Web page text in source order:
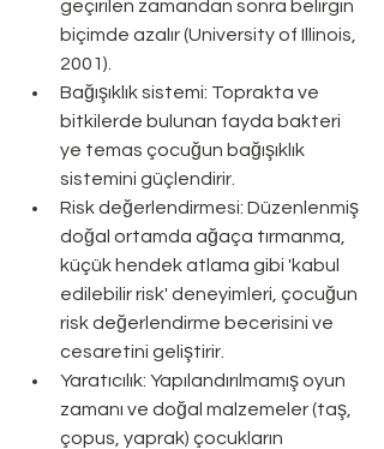
geçirilen zamandan sonra belirgin
biçimde azalır (University of Illinois,
2001).
Bağışıklık sistemi: Toprakta ve
bitkilerde bulunan fayda bakteri
ye temas çocuğun bağışıklık
sistemini güçlendirir.
Risk değerlendirmesi: Düzenlenmiş
doğal ortamda ağaça tırmanma,
küçük hendek atlama gibi 'kabul
edilebilir risk' deneyimleri, çocuğun
risk değerlendirme becerisini ve
cesaretini geliştirir.
Yaratıcılık: Yapılandırılmamış oyun
zamanı ve doğal malzemeler (taş,
çopus, yaprak) çocukların